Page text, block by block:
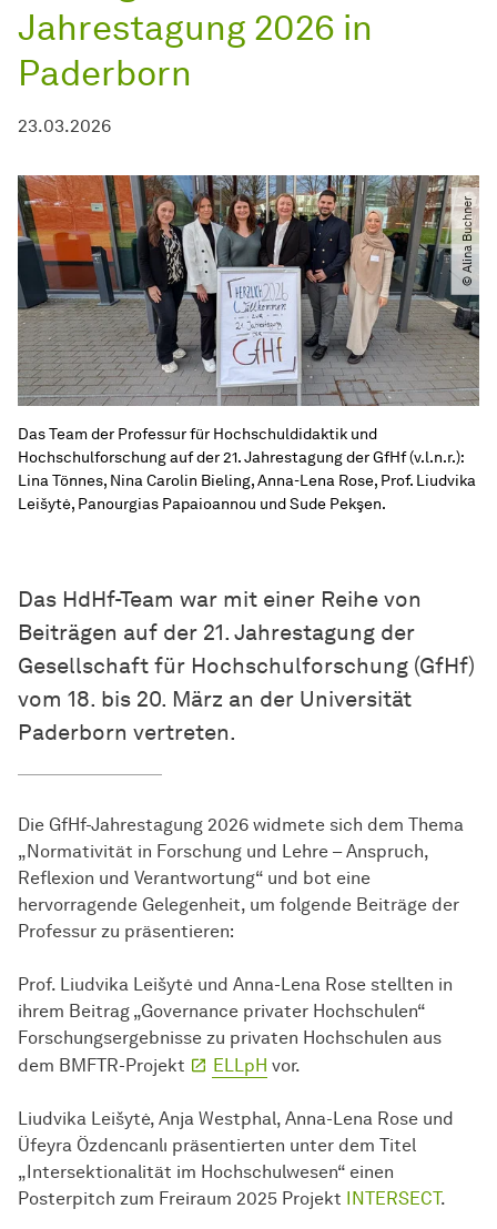
Jahrestagung 2026 in
Paderborn
23.03.2026
© Alina Buchner
Das Team der Professur für Hochschuldidaktik und
Hochschulforschung auf der 21. Jahrestagung der GfHf (v.l.n.r.):
Lina Tönnes, Nina Carolin Bieling, Anna-Lena Rose, Prof. Liudvika
Leišytė, Panourgias Papaioannou und Sude Pekşen.
Das HdHf-Team war mit einer Reihe von
Beiträgen auf der 21. Jahrestagung der
Gesellschaft für Hochschulforschung (GfHf)
vom 18. bis 20. März an der Universität
Paderborn vertreten.
Die GfHf-Jahrestagung 2026 widmete sich dem Thema
„Normativität in Forschung und Lehre – Anspruch,
Reflexion und Verantwortung“ und bot eine
hervorragende Gelegenheit, um folgende Beiträge der
Professur zu präsentieren:
Prof. Liudvika Leišytė und Anna-Lena Rose stellten in
ihrem Beitrag „Governance privater Hochschulen“
Forschungsergebnisse zu privaten Hochschulen aus
dem BMFTR-Projekt
ELLpH vor.
Liudvika Leišytė, Anja Westphal, Anna-Lena Rose und
Üfeyra Özdencanlı präsentierten unter dem Titel
„Intersektionalität im Hochschulwesen“ einen
Posterpitch zum Freiraum 2025 Projekt INTERSECT.